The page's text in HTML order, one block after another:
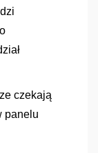
czekają
panelu